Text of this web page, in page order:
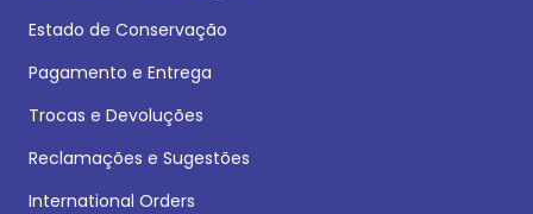
Estado de Conservação
Pagamento e Entrega
Trocas e Devoluções
Reclamações e Sugestões
International Orders